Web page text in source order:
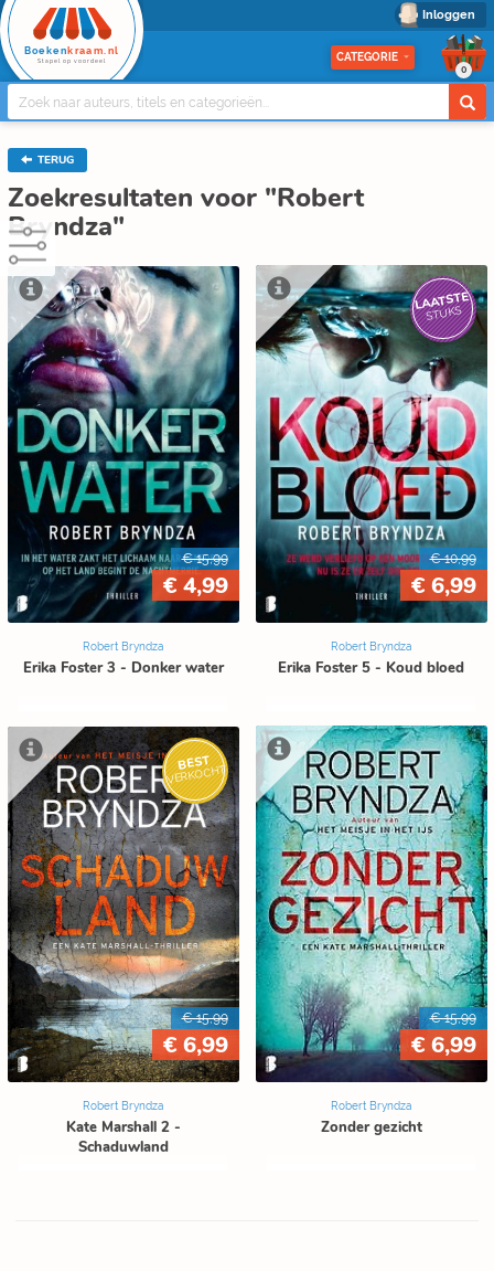
Inloggen
Boeken kraam.nl
Stapel op voordeel CATEGORIE
0
TERUG
Zoekresultaten voor "Robert
Bryndza"
€ 15,99
€ 4,99
Robert Bryndza
Erika Foster 3 - Donker water
LAATSTE
STUKS
€ 10,99
€ 6,99
Robert Bryndza
Erika Foster 5 - Koud bloed
BEST
VERKOCHT
€ 15,99
€ 6,99
Robert Bryndza
Kate Marshall 2 -
Schaduwland
€ 15,99
€ 6,99
Robert Bryndza
Zonder gezicht